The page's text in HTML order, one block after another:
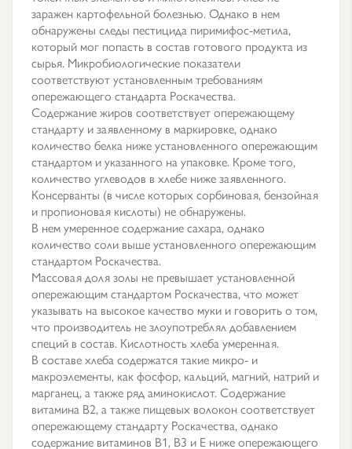
заражен картофельной болезнью. Однако в нем
обнаружены следы пестицида пиримифос-метила,
который мог попасть в состав готового продукта из
сырья. Микробиологические показатели
соответствуют установленным требованиям
опережающего стандарта Роскачества.
Содержание жиров соответствует опережающему
стандарту и заявленному в маркировке, однако
количество белка ниже установленного опережающим
стандартом и указанного на упаковке. Кроме того,
количество углеводов в хлебе ниже заявленного.
Консерванты (в числе которых сорбиновая, бензойная
и пропионовая кислоты) не обнаружены.
В нем умеренное содержание сахара, однако
количество соли выше установленного опережающим
стандартом Роскачества.
Массовая доля золы не превышает установленной
опережающим стандартом Роскачества, что может
указывать на высокое качество муки и говорить о том,
что производитель не злоупотреблял добавлением
специй в состав. Кислотность хлеба умеренная.
В составе хлеба содержатся такие микро- и
макроэлементы, как фосфор, кальций, магний, натрий и
марганец, а также ряд аминокислот. Содержание
витамина В2, а также пищевых волокон соответствует
опережающему стандарту Роскачества, однако
содержание витаминов В1, В3 и Е ниже опережающего